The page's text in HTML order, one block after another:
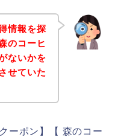
情報を探
のコーヒ
ないかを
せていた
ーポン】【 森のコー